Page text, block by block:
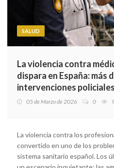
SALUD
La violencia contra
dispara en España: más
intervenciones
05 de Marzo de 2026 0
La violencia contra los
convertido en uno de los
sistema sanitario español. Los